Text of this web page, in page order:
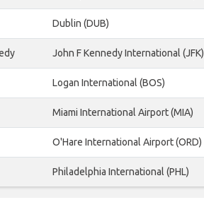
Dublin (DUB)
John F Kennedy International (JFK)
Logan International (BOS)
Miami International Airport (MIA)
O'Hare International Airport (ORD)
Philadelphia International (PHL)